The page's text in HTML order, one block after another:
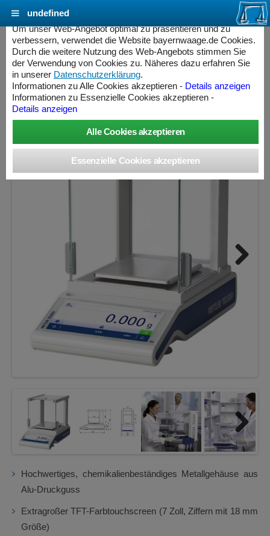
METTLER-TOLEDO NewClassic MS403TS/M
Wägebereich: 420 g, Ablesbarkeit: 0,001 g, Eichschritt: 0,01
g, geeicht
Next
Next
Hochwertiges, chemikalienbeständiges Metallgehäuse aus
Alu-Druckguss
Extragroßer TFT-Farbtouchscreen (7 Zoll, Ziffern mit 18 mm
Größe)
Cookie Einstellungen - bayernwaage.de
Um unser Web-Angebot optimal zu präsentieren und zu
verbessern, verwendet die Website bayernwaage.de Cookies.
Durch die weitere Nutzung des Web-Angebots stimmen Sie
der Verwendung von Cookies zu. Näheres dazu erfahren Sie
in unserer Datenschutzerklärung.
Informationen zu Alle Cookies akzeptieren - Details anzeigen
Informationen zu Essenzielle Cookies akzeptieren -
Details anzeigen
undefined